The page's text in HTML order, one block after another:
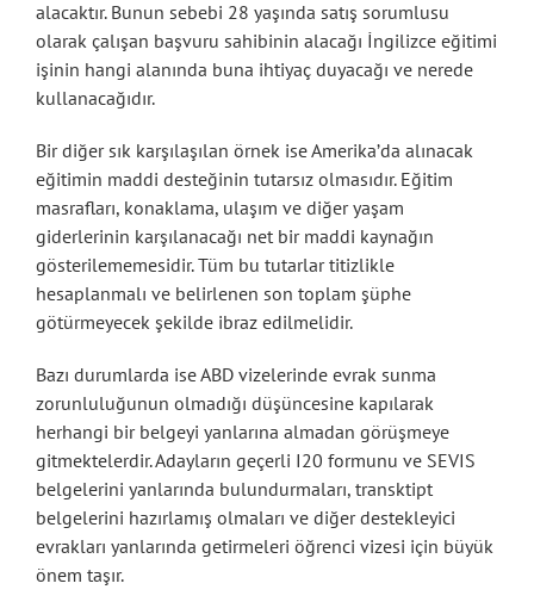
alacaktır. Bunun sebebi 28 yaşında satış sorumlusu
olarak çalışan başvuru sahibinin alacağı İngilizce eğitimi
işinin hangi alanında buna ihtiyaç duyacağı ve nerede
kullanacağıdır.
Bir diğer sık karşılaşılan örnek ise Amerika’da alınacak
eğitimin maddi desteğinin tutarsız olmasıdır. Eğitim
masrafları, konaklama, ulaşım ve diğer yaşam
giderlerinin karşılanacağı net bir maddi kaynağın
gösterilememesidir. Tüm bu tutarlar titizlikle
hesaplanmalı ve belirlenen son toplam şüphe
götürmeyecek şekilde ibraz edilmelidir.
Bazı durumlarda ise ABD vizelerinde evrak sunma
zorunluluğunun olmadığı düşüncesine kapılarak
herhangi bir belgeyi yanlarına almadan görüşmeye
gitmektelerdir. Adayların geçerli I20 formunu ve SEVIS
belgelerini yanlarında bulundurmaları, transktipt
belgelerini hazırlamış olmaları ve diğer destekleyici
evrakları yanlarında getirmeleri öğrenci vizesi için büyük
önem taşır.